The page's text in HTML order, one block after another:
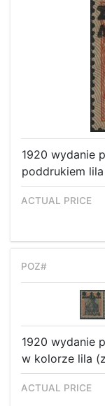
1920 wydanie
poddrukiem
1920 wydanie
w kolorze lila